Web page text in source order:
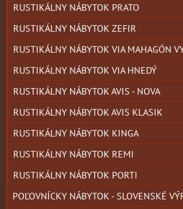
RUSTIKÁLNY NÁBYTOK PRATO
RUSTIKÁLNY NÁBYTOK ZEFIR
RUSTIKÁLNY NÁBYTOK VIA MAHAGÓN
RUSTIKÁLNY NÁBYTOK VIA HNEDÝ
RUSTIKÁLNY NÁBYTOK AVIS - NOVA
RUSTIKÁLNY NÁBYTOK AVIS KLASIK
RUSTIKÁLNY NÁBYTOK KINGA
RUSTIKÁLNY NÁBYTOK REMI
RUSTIKÁLNY NÁBYTOK PORTI
POĽOVNÍCKY NÁBYTOK - SLOVENSKÉ